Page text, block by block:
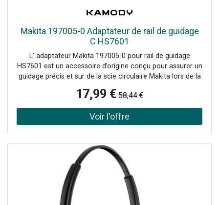
Makita 197005-0 Adaptateur de rail de guidage
C HS7601
L’ adaptateur Makita 197005-0 pour rail de guidage
HS7601 est un accessoire d’origine conçu pour assurer un
guidage précis et sur de la scie circulaire Makita lors de la
guidage, améliorant considérablement la précision du
travail. Cet adaptateur est spécialement développé pour la
scie circulaire HS7601 et garantit un guidage stable sur
toute la longueur de coupe. Il permet d’obtenir des coupes
travail sur des panneaux ou du bois massif. Makita
197005-0 est un complément idéal pour les
professionnels et les utilisateurs exigeants souhaitant
exploiter pleinement les avantages d’un rail de guidage.>
17,99 € 58,44 €